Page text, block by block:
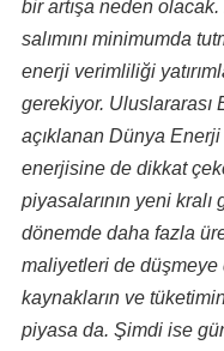
bir artışa neden olacak.
salımını minimumda
enerji verimliliği
gerekiyor. Uluslararası
açıklanan Dünya Enerji
enerjisine de dikkat
piyasalarının yeni
dönemde daha fazla
maliyetleri de
kaynakların ve
piyasa da. Şimdi ise